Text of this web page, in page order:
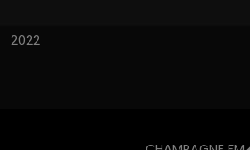
2022